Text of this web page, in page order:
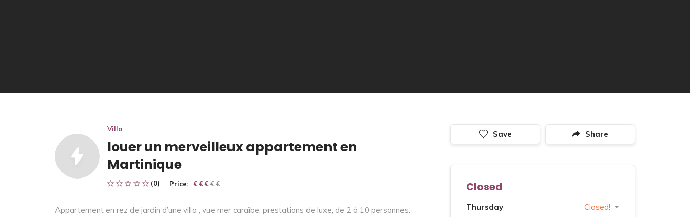
Villa
louer un merveilleux appartement en
Martinique
(0) Price: € € € € €
€ € €
Appartement en rez de jardin d’une villa , vue mer caraîbe, prestations de luxe, de 2 à 10 personnes.
Save Share
Closed
Thursday Closed!